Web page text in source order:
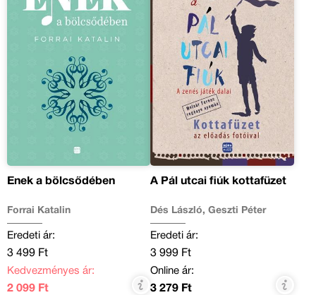
Ének a bölcsődében
Forrai Katalin
Eredeti ár:
3 499 Ft
Kedvezményes ár:
2 099 Ft
A Pál utcai fiúk kottafüzet
Dés László, Geszti Péter
Eredeti ár:
3 999 Ft
Online ár:
3 279 Ft